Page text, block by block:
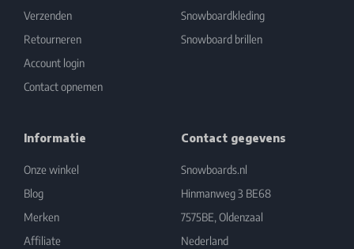
Verzenden
Retourneren
Account login
Contact opnemen
Snowboardkleding
Snowboard brillen
Informatie
Onze winkel
Blog
Merken
Affiliate
Contact gegevens
Snowboards.nl
Hinmanweg 3 BE68
7575BE, Oldenzaal
Nederland